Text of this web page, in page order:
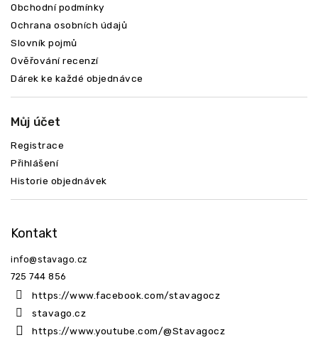
Obchodní podmínky
Ochrana osobních údajů
Slovník pojmů
Ověřování recenzí
Dárek ke každé objednávce
Můj účet
Registrace
Přihlášení
Historie objednávek
Kontakt
info@stavago.cz
725 744 856
https://www.facebook.com/stavagocz
stavago.cz
https://www.youtube.com/@Stavagocz